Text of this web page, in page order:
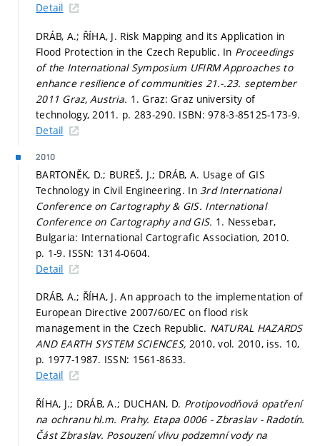
Detail
DRÁB, A.; ŘÍHA, J. Risk Mapping and its Application in
Flood Protection in the Czech Republic. In Proceedings
of the International Symposium UFIRM Approaches to
enhance resilience of communities 21.-.23. september
2011 Graz, Austria. 1. Graz: Graz university of
technology, 2011. p. 283-290. ISBN: 978-3-85125-173-9.
Detail
2010
BARTONĚK, D.; BUREŠ, J.; DRÁB, A. Usage of GIS
Technology in Civil Engineering. In 3rd International
Conference on Cartography & GIS. International
Conference on Cartography and GIS. 1. Nessebar,
Bulgaria: International Cartografic Association, 2010.
p. 1-9. ISSN: 1314-0604.
Detail
DRÁB, A.; ŘÍHA, J. An approach to the implementation of
European Directive 2007/60/EC on flood risk
management in the Czech Republic. NATURAL HAZARDS
AND EARTH SYSTEM SCIENCES, 2010, vol. 2010, iss. 10,
p. 1977-1987. ISSN: 1561-8633.
Detail
ŘÍHA, J.; DRÁB, A.; DUCHAN, D. Protipovodňová opatření
na ochranu hl.m. Prahy. Etapa 0006 - Zbraslav - Radotín.
Část Zbraslav. Posouzení vlivu podzemní vody na